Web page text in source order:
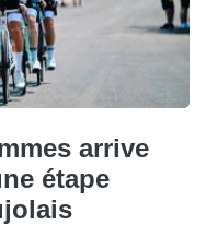
arrive
étape